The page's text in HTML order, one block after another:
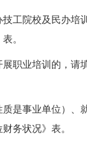
院校及民办培
。
职业培训的，请
事业单位）、就
务状况》表。